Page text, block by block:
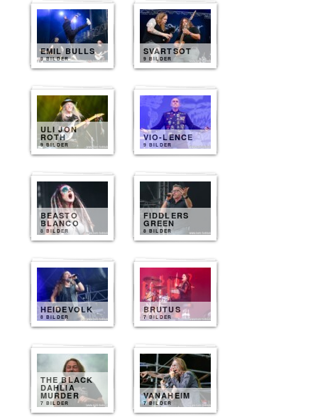
EMIL BULLS
9 BILDER
SVARTSOT
9 BILDER
ULI JON
ROTH
9 BILDER
VIO-LENCE
9 BILDER
BEASTO
BLANCO
8 BILDER
FIDDLERS
GREEN
8 BILDER
HEIDEVOLK
8 BILDER
BRUTUS
7 BILDER
THE BLACK
DAHLIA
MURDER
7 BILDER
VANAHEIM
7 BILDER